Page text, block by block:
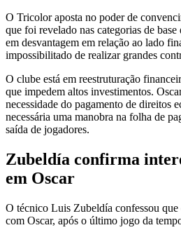
O Tricolor aposta no poder de
que foi revelado nas categorias de
em desvantagem em relação ao lado
impossibilitado de realizar grandes
O clube está em reestruturação
que impedem altos investimentos.
necessidade do pagamento de direitos
necessária uma manobra na folha de
saída de jogadores.
Zubeldía confirma
em Oscar
O técnico Luis Zubeldía confessou que
com Oscar, após o último jogo da